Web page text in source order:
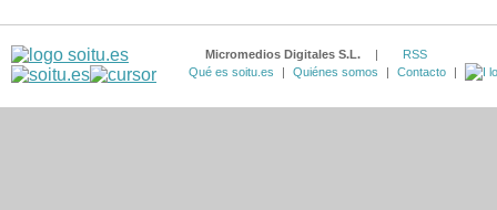
Micromedios Digitales S.L. |
RSS
Qué es soitu.es
| Quiénes somos | Contacto |